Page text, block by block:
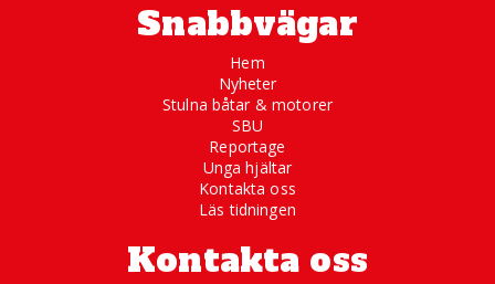
Snabbvägar
Hem
Nyheter
Stulna båtar & motorer
SBU
Reportage
Unga hjältar
Kontakta oss
Läs tidningen
Kontakta oss